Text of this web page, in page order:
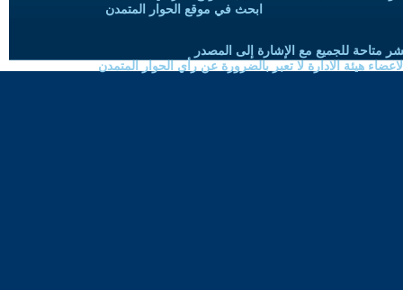
ابحث في موقع الحوار المتمدن
متاحة للجميع مع الإشارة إلى المصدر
هيئة الادارة لا تعبر بالضرورة عن رأي الحوار المتمدن